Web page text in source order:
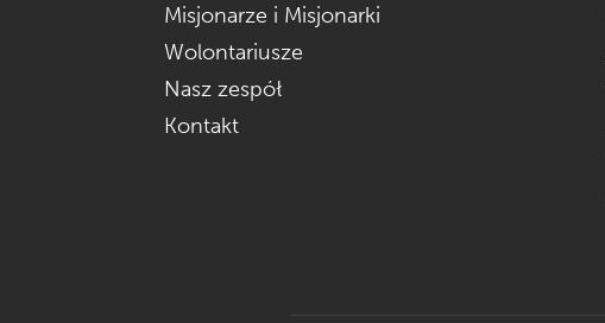
Misjonarze i Misjonarki
Wolontariusze
Nasz zespół
Kontakt